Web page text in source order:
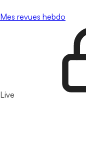
Mes revues hebdo
Live